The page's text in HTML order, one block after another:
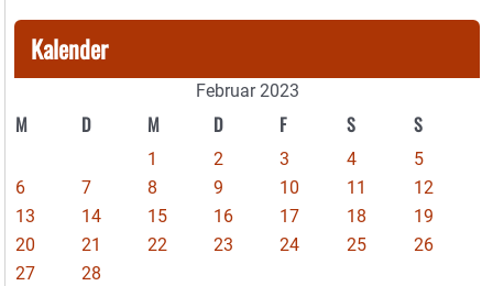
Kalender
Februar 2023
M D M D F S S
1 2 3 4
5
6
7 8 9 10 11
12
13
14 15 16 17 18
19
20
21 22 23 24 25
26
27
28